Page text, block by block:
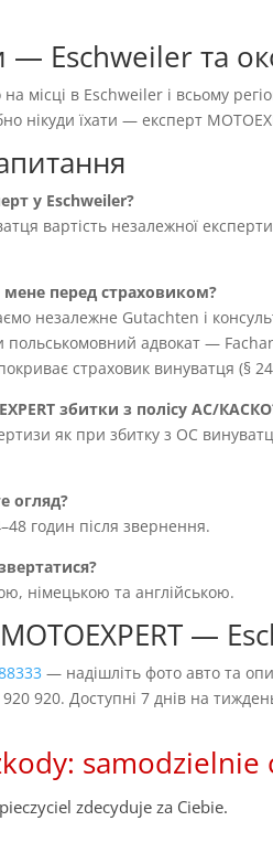
— Eschweiler та
місці в Eschweiler і всьому
нікуди їхати — експерт
у Eschweiler?
вартість незалежної
перед страховиком?
незалежне Gutachten і
адвокат —
страховик винуватця (§
збитки з полісу AC/
як при збитку з OC
огляд?
годин після звернення.
німецькою та англійською.
MOTOEXPERT —
— надішліть фото авто та
920. Доступні 7 днів на
samodzielnie
zdecyduje za Ciebie.